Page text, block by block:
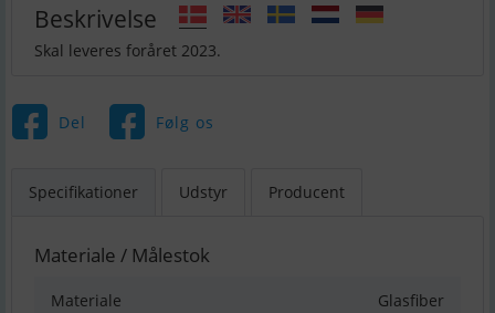
Beskrivelse
Skal leveres foråret 2023.
Del Følg os
Specifikationer Udstyr Producent
Materiale / Målestok
Materiale Glasfiber